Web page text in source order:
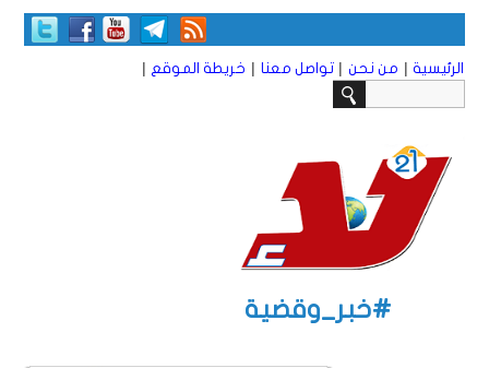
الرئيسية | من نحن | تواصل معنا | خريطة الموقع |
#خبر_وقضية